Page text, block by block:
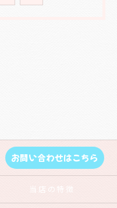
お問い合わせはこちら
当店の特徴